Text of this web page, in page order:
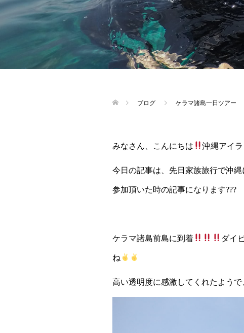
ブログ ケラマ諸島一日ツアー
みなさん、こんにちは 沖縄アイ
今日の記事は、先日家族旅行で沖
参加頂いた時の記事になります???
ケラマ諸島前島に到着 ダイ
ね
高い透明度に感激してくれたよう